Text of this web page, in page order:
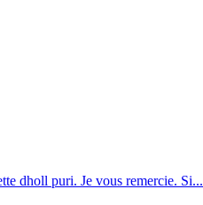
dholl puri. Je vous remercie. Si...